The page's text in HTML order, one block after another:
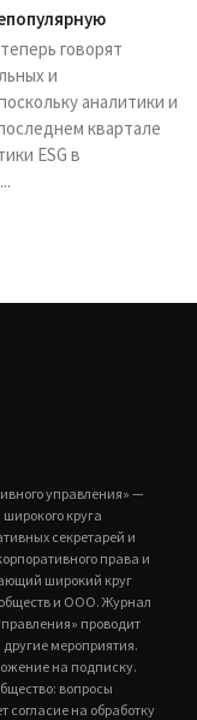
говорят
и
аналитики и
квартале
ESG в
управления» —
круга
секретарей и
права и
широкий круг
и ООО. Журнал
проводит
мероприятия.
на подписку.
вопросы
согласие на обработку